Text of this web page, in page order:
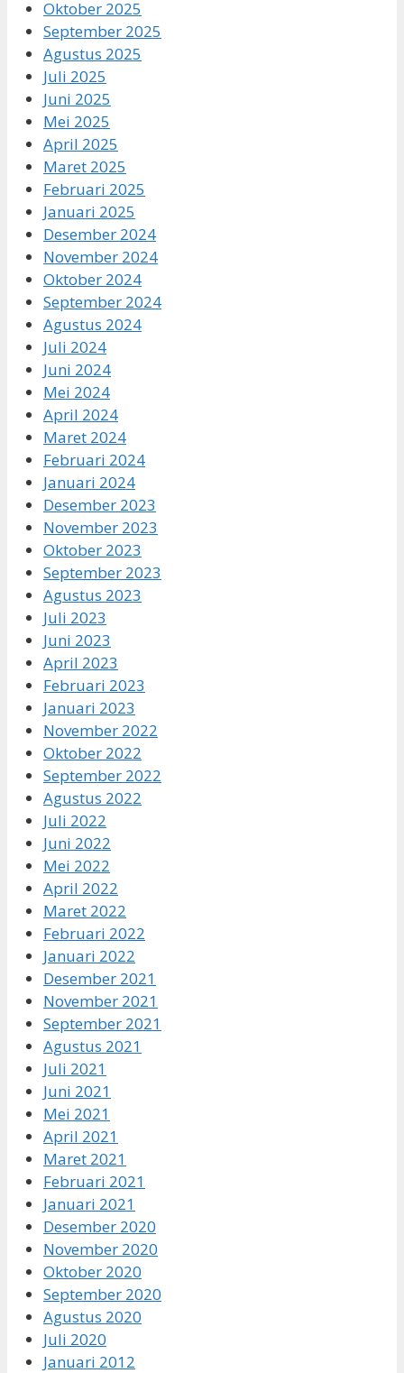
Oktober 2025
September 2025
Agustus 2025
Juli 2025
Juni 2025
Mei 2025
April 2025
Maret 2025
Februari 2025
Januari 2025
Desember 2024
November 2024
Oktober 2024
September 2024
Agustus 2024
Juli 2024
Juni 2024
Mei 2024
April 2024
Maret 2024
Februari 2024
Januari 2024
Desember 2023
November 2023
Oktober 2023
September 2023
Agustus 2023
Juli 2023
Juni 2023
April 2023
Februari 2023
Januari 2023
November 2022
Oktober 2022
September 2022
Agustus 2022
Juli 2022
Juni 2022
Mei 2022
April 2022
Maret 2022
Februari 2022
Januari 2022
Desember 2021
November 2021
September 2021
Agustus 2021
Juli 2021
Juni 2021
Mei 2021
April 2021
Maret 2021
Februari 2021
Januari 2021
Desember 2020
November 2020
Oktober 2020
September 2020
Agustus 2020
Juli 2020
Januari 2012